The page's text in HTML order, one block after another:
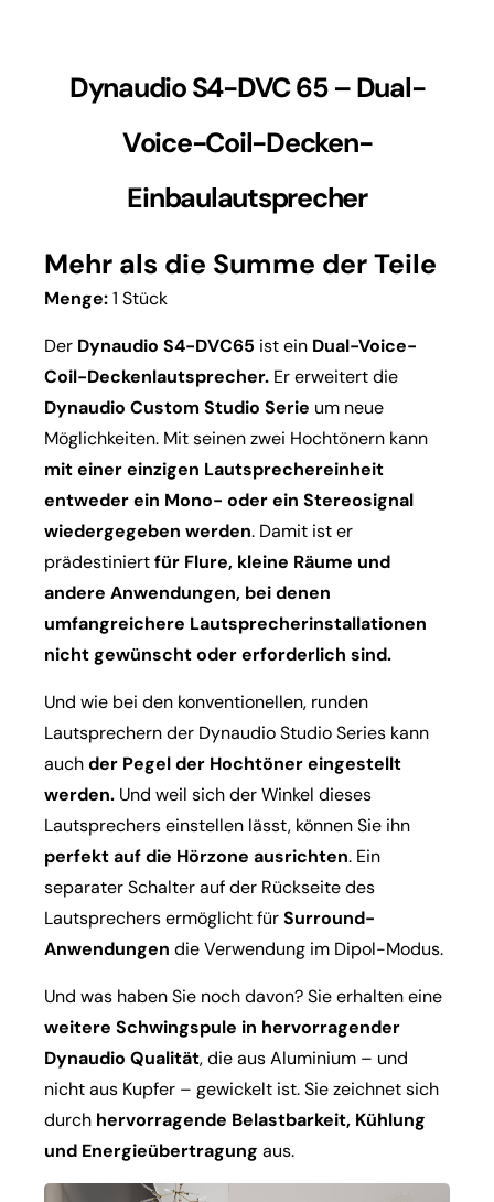
Dynaudio S4-DVC 65 – Dual-
Voice-Coil-Decken-
Einbaulautsprecher
Mehr als die Summe der Teile
Menge:1 Stück
Der Dynaudio S4-DVC65 ist ein Dual-Voice-
Coil-Deckenlautsprecher. Er erweitert die
Dynaudio Custom Studio Serie um neue
Möglichkeiten. Mit seinen zwei Hochtönern kann
mit einer einzigen Lautsprechereinheit
entweder ein Mono- oder ein Stereosignal
wiedergegeben werden. Damit ist er
prädestiniertfür Flure, kleine Räume und
andere Anwendungen, bei denen
umfangreichere Lautsprecherinstallationen
nicht gewünscht oder erforderlich sind.
Und wie bei den konventionellen, runden
Lautsprechern der Dynaudio Studio Series kann
auchder Pegel der Hochtöner eingestellt
werden. Und weil sich der Winkel dieses
Lautsprechers einstellen lässt, können Sie ihn
perfekt auf die Hörzone ausrichten. Ein
separater Schalter auf der Rückseite des
Lautsprechers ermöglicht fürSurround-
Anwendungen die Verwendung im Dipol-Modus.
Und was haben Sie noch davon? Sie erhalten eine
weitere Schwingspule in hervorragender
Dynaudio Qualität, die aus Aluminium – und
nicht aus Kupfer – gewickelt ist. Sie zeichnet sich
durch hervorragende Belastbarkeit, Kühlung
und Energieübertragung aus.